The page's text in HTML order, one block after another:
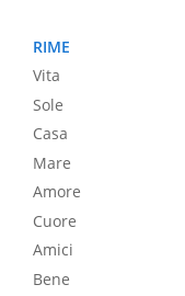
RIME
Vita
Sole
Casa
Mare
Amore
Cuore
Amici
Bene